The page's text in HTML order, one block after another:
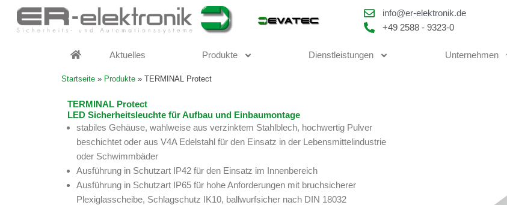
Inhalt
springen
info@er-elektronik.de
+49 2588 - 9323-0
Aktuelles Produkte Dienstleistungen Unternehmen
Startseite » Produkte » TERMINAL Protect
TERMINAL Protect
LED Sicherheitsleuchte für Aufbau und Einbaumontage
stabiles Gehäuse, wahlweise aus verzinktem Stahlblech, hochwertig Pulver
beschichtet oder aus V4A Edelstahl für den Einsatz in der Lebensmittelindustrie
oder Schwimmbäder
Ausführung in Schutzart IP42 für den Einsatz im Innenbereich
Ausführung in Schutzart IP65 für hohe Anforderungen mit bruchsicherer
Plexiglasscheibe, Schlagschutz IK10, ballwurfsicher nach DIN 18032